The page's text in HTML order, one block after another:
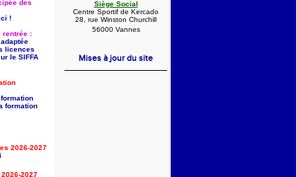
des
!
rentrée :
licences
le SIFFA
formation
2026-2027
2026-2027
Siège Social
Centre Sportif de Kercado
28, rue Winston Churchill
56000 Vannes
Mises à jour du site